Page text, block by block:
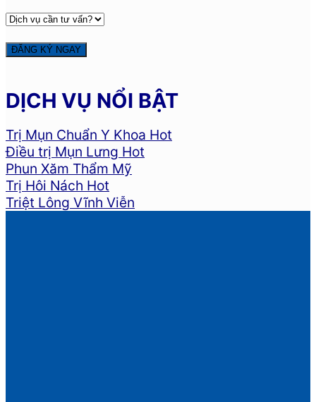
DỊCH VỤ NỔI BẬT
Trị Mụn Chuẩn Y Khoa
Điều trị Mụn Lưng
Phun Xăm Thẩm Mỹ
Trị Hôi Nách
Triệt Lông Vĩnh Viễn